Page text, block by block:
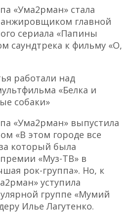
«Ума2рман» стала
главной
сериала «Папины
саундтрека к фильму «О,
работали над
«Белка и
собаки»
«Ума2рман» выпустила
«В этом городе все
который была
«Муз-ТВ» в
рок-группа». Но, к
уступила
группе «Мумий
Илье Лагутенко.